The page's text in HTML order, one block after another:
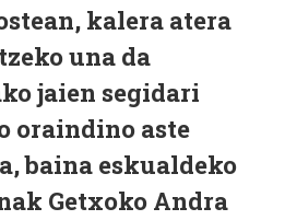
kalera atera
una da
jaien segidari
oraindino aste
baina eskualdeko
Getxoko Andra